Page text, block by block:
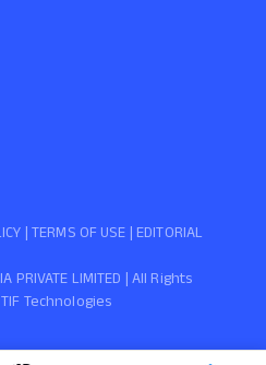
PRIVATE LIMITED | All Rights
TIF Technologies
|TERMS OF USE | EDITORIAL